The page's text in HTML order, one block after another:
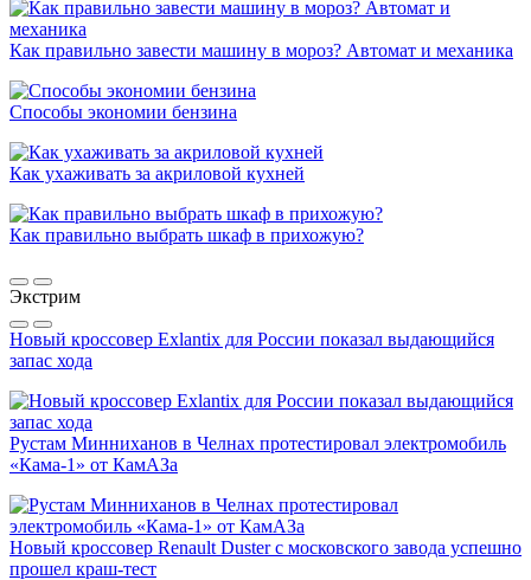
Как правильно завести машину в мороз? Автомат и механика
Способы экономии бензина
Как ухаживать за акриловой кухней
Как правильно выбрать шкаф в прихожую?
Экстрим
Новый кроссовер Exlantix для России показал выдающийся
запас хода
Рустам Минниханов в Челнах протестировал электромобиль
«Кама-1» от КамАЗа
Новый кроссовер Renault Duster с московского завода успешно
прошел краш-тест